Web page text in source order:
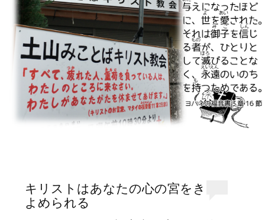
キリストはあなたの心の宮をき
よめられる